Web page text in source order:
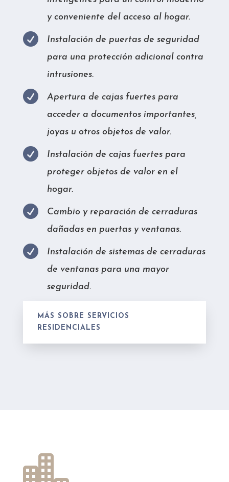
y conveniente del acceso al hogar.

Instalación de puertas de seguridad
para una protección adicional contra
intrusiones.

Apertura de cajas fuertes para
acceder a documentos importantes,
joyas u otros objetos de valor.

Instalación de cajas fuertes para
proteger objetos de valor en el
hogar.

Cambio y reparación de cerraduras
dañadas en puertas y ventanas.

Instalación de sistemas de cerraduras
de ventanas para una mayor
seguridad.
MÁS SOBRE SERVICIOS
RESIDENCIALES